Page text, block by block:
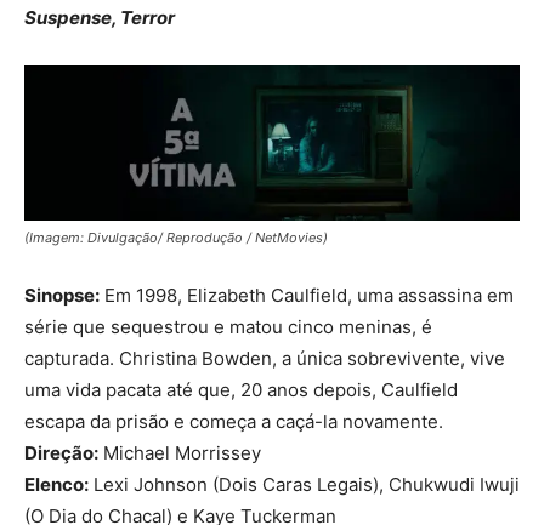
Suspense, Terror
(Imagem: Divulgação/ Reprodução / NetMovies)
Sinopse: Em 1998, Elizabeth Caulfield, uma assassina em
série que sequestrou e matou cinco meninas, é
capturada. Christina Bowden, a única sobrevivente, vive
uma vida pacata até que, 20 anos depois, Caulfield
escapa da prisão e começa a caçá-la novamente.
Direção: Michael Morrissey
Elenco: Lexi Johnson (Dois Caras Legais), Chukwudi Iwuji
(O Dia do Chacal) e Kaye Tuckerman